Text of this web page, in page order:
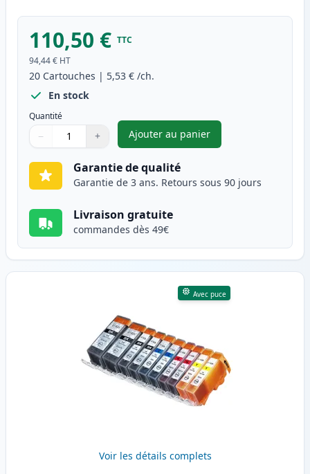
110,50 € TTC
94,44 € HT
20 Cartouches | 5,53 € /ch.
En stock
Quantité
Quantité
Utilisez les boutons pour ajuster
− +
Quantité
Ajouter au panier
,Pack de 20 Canon PGI-525
Garantie de qualité
Garantie de 3 ans. Retours sous 90 jours
Livraison gratuite
commandes dès 49€
Avec puce
Voir les détails complets